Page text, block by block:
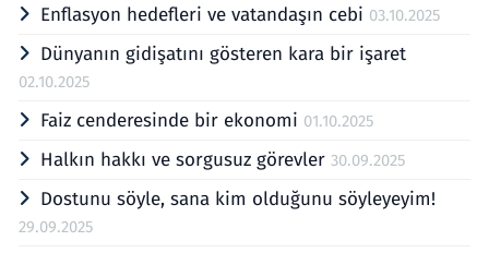
Enflasyon hedefleri ve vatandaşın cebi 03.10.2025
Dünyanın gidişatını gösteren kara bir işaret
02.10.2025
Faiz cenderesinde bir ekonomi 01.10.2025
Halkın hakkı ve sorgusuz görevler 30.09.2025
Dostunu söyle, sana kim olduğunu söyleyeyim!
29.09.2025